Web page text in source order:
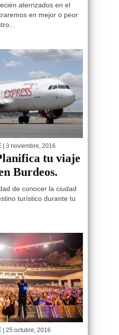
aterrizados en el
en mejor o peor
| 3 noviembre, 2016
tu viaje
Burdeos.
de conocer la ciudad
turístico durante tu
| 25 octubre, 2016